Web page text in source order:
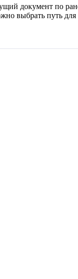
документ по
выбрать путь